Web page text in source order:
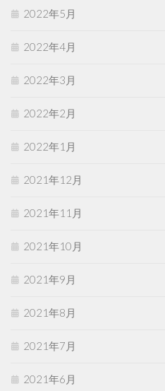
2022年5月
2022年4月
2022年3月
2022年2月
2022年1月
2021年12月
2021年11月
2021年10月
2021年9月
2021年8月
2021年7月
2021年6月